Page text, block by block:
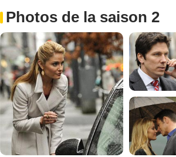
Photos de la saison 2